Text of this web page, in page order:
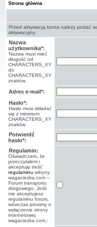
Strona główna
Przed aktywacją konta należy podać
aktywacyjny.
Nazwa
użytkownika*:
Nazwa musi mieć
długość od
CHARACTERS_XY
do
CHARACTERS_XY
znaków.
Adres e-mail*:
Hasło*:
Hasło musi składać
się z minimum
CHARACTERS_XY
znaków.
Potwierdź
hasło*:
Regulamin:
Oświadczam, że
przeczytałem i
akceptuję treść
regulaminu witryny
wagaciezka.com –
Forum transportu
drogowego. Jeśli
nie akceptujesz
regulaminu forum,
wówczas prosimy o
wyłączenie strony
internetowej
wagaciezka.com.: